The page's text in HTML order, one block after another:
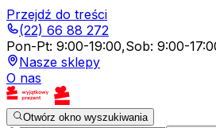
Przejdź do treści
(22) 66 88 272
Pon-Pt: 9:00-19:00,Sob: 9:00-
Nasze sklepy
O nas
Otwórz okno wyszukiwania